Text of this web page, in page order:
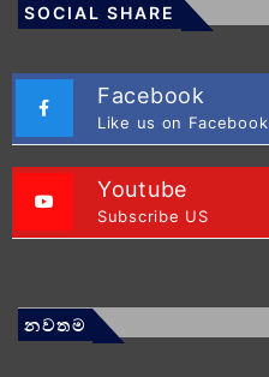
SOCIAL SHARE
Facebook
Like us on Facebook
Youtube
Subscribe US
නවතම